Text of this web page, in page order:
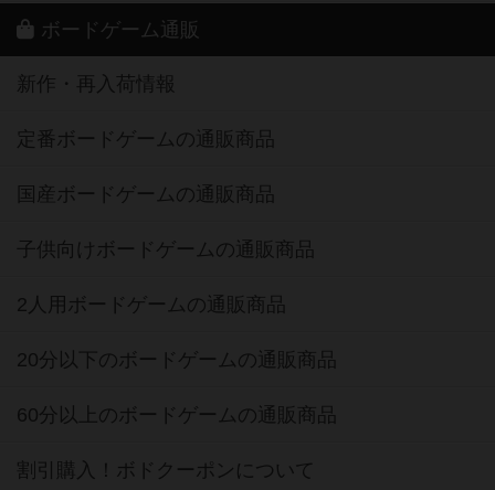
ボードゲーム通販
新作・再入荷情報
定番ボードゲームの通販商品
国産ボードゲームの通販商品
子供向けボードゲームの通販商品
2人用ボードゲームの通販商品
20分以下のボードゲームの通販商品
60分以上のボードゲームの通販商品
割引購入！ボドクーポンについて